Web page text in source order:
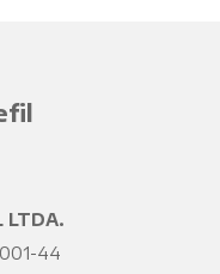
LTDA.
44